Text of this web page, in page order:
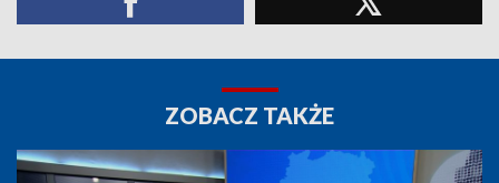
ZOBACZ TAKŻE